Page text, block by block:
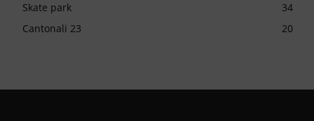
Skate park
34
Cantonali 23
20